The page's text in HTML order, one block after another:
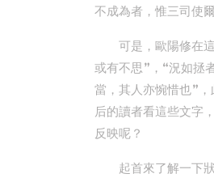
不成為者，惟三司使
可是，歐陽修在
或有不思”，“況如拯
當，其人亦惋惜也”
后的讀者看這些文字
反映呢？
起首來了解一下